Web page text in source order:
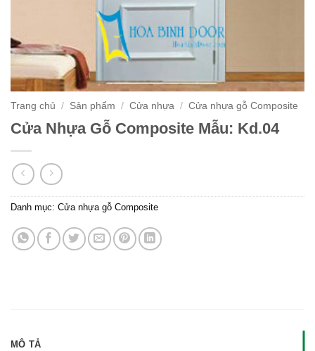
Trang chủ / Sản phẩm / Cửa nhựa / Cửa nhựa gỗ Composite
Cửa Nhựa Gỗ Composite Mẫu: Kd.04
Danh mục: Cửa nhựa gỗ Composite
MÔ TẢ